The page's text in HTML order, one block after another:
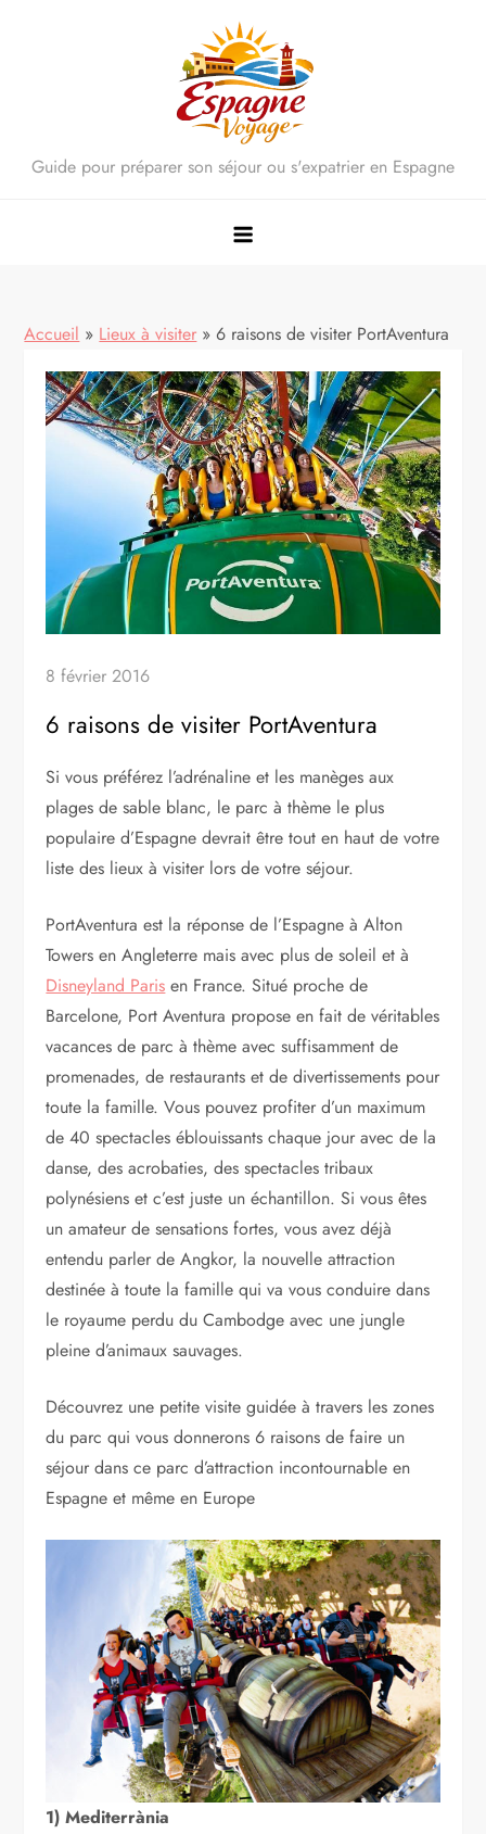
Guide pour préparer son séjour ou s'expatrier en Espagne
Accueil » Lieux à visiter » 6 raisons de visiter PortAventura
8 février 2016
6 raisons de visiter PortAventura
Si vous préférez l’adrénaline et les manèges aux
plages de sable blanc, le parc à thème le plus
populaire d’Espagne devrait être tout en haut de votre
liste des lieux à visiter lors de votre séjour.
PortAventura est la réponse de l’Espagne à Alton
Towers en Angleterre mais avec plus de soleil et à
Disneyland Paris en France. Situé proche de
Barcelone, Port Aventura propose en fait de véritables
vacances de parc à thème avec suffisamment de
promenades, de restaurants et de divertissements pour
toute la famille. Vous pouvez profiter d’un maximum
de 40 spectacles éblouissants chaque jour avec de la
danse, des acrobaties, des spectacles tribaux
polynésiens et c’est juste un échantillon. Si vous êtes
un amateur de sensations fortes, vous avez déjà
entendu parler de Angkor, la nouvelle attraction
destinée à toute la famille qui va vous conduire dans
le royaume perdu du Cambodge avec une jungle
pleine d’animaux sauvages.
Découvrez une petite visite guidée à travers les zones
du parc qui vous donnerons 6 raisons de faire un
séjour dans ce parc d’attraction incontournable en
Espagne et même en Europe
1) Mediterrània